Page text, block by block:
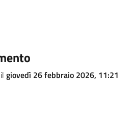
giovedì 26 febbraio 2026, 11:21